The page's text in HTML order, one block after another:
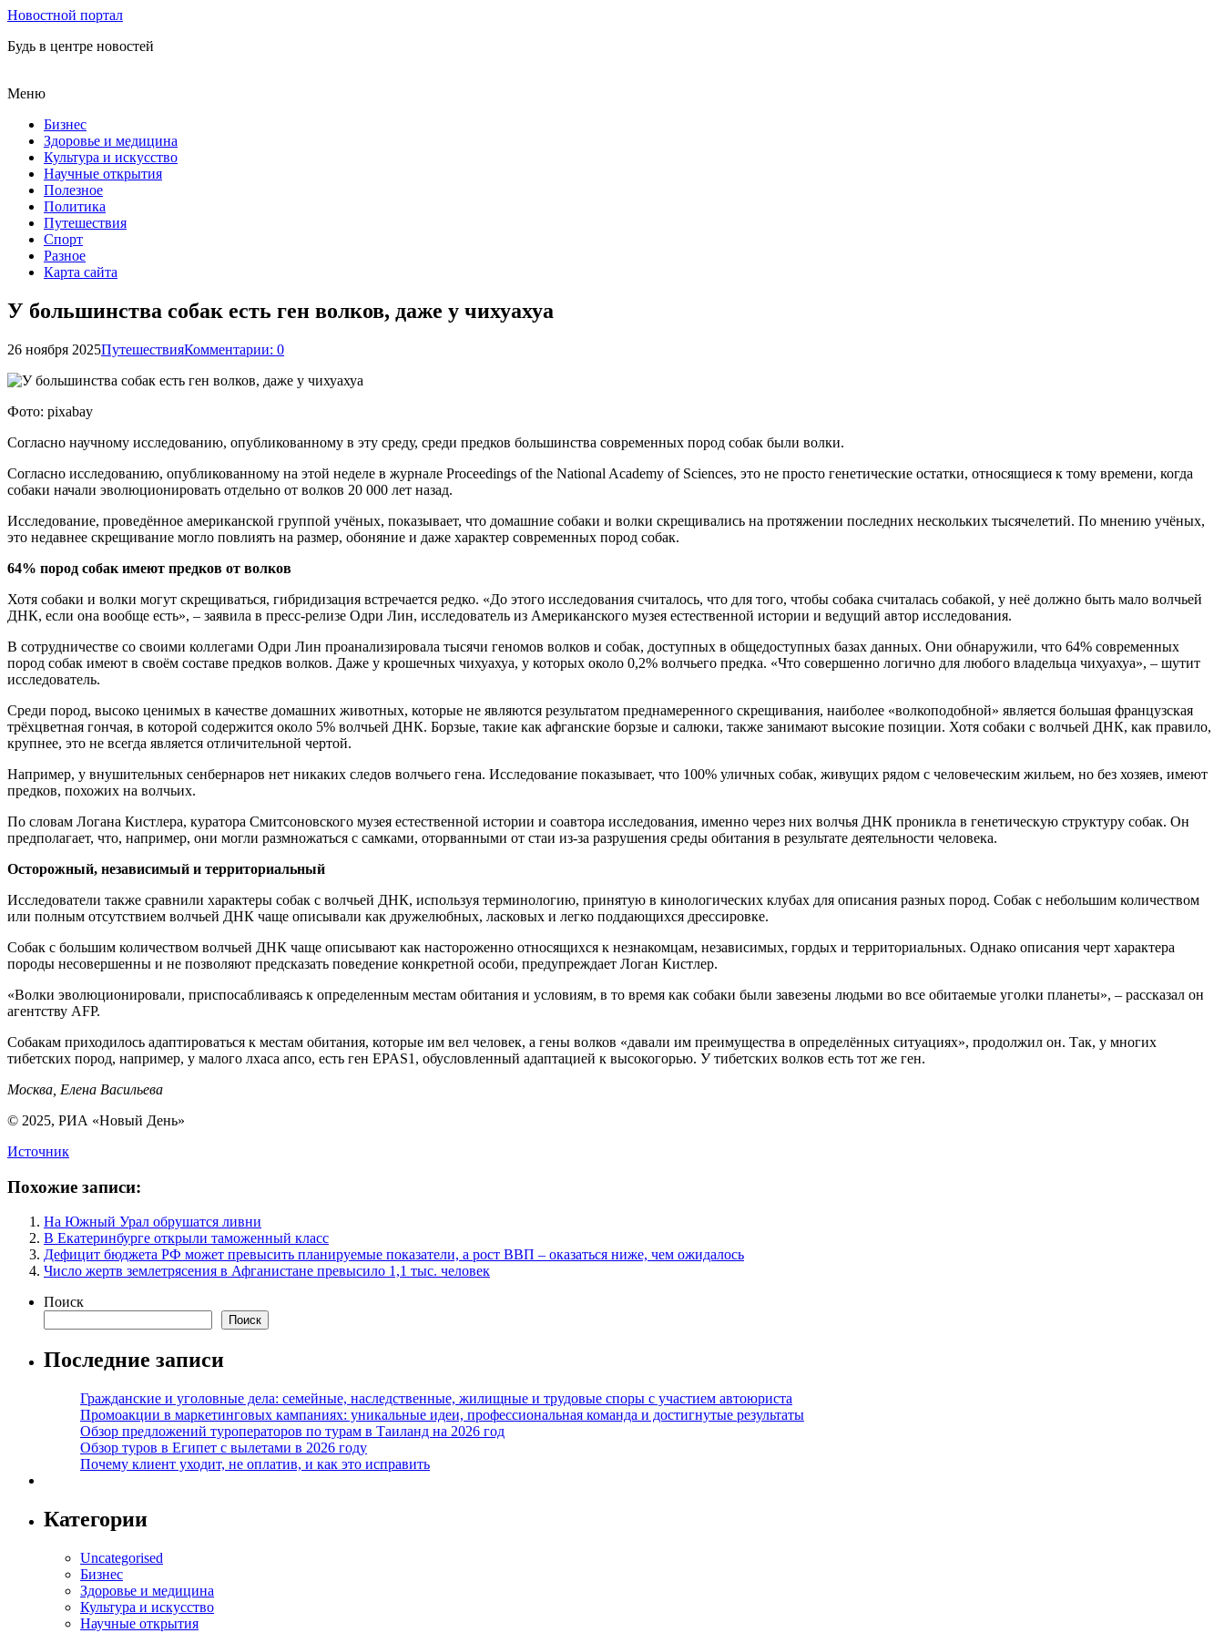
Новостной портал
Будь в центре новостей
Меню
Бизнес
Здоровье и медицина
Культура и искусство
Научные открытия
Полезное
Политика
Путешествия
Спорт
Разное
Карта сайта
У большинства собак есть ген волков, даже у чихуахуа
26 ноября 2025ПутешествияКомментарии: 0
Фото: pixabay
Согласно научному исследованию, опубликованному в эту среду, среди предков большинства современных пород собак были волки.
Согласно исследованию, опубликованному на этой неделе в журнале Proceedings of the National Academy of Sciences, это не просто генетические остатки, относящиеся к тому времени, когда
собаки начали эволюционировать отдельно от волков 20 000 лет назад.
Исследование, проведённое американской группой учёных, показывает, что домашние собаки и волки скрещивались на протяжении последних нескольких тысячелетий. По мнению учёных,
это недавнее скрещивание могло повлиять на размер, обоняние и даже характер современных пород собак.
64% пород собак имеют предков от волков
Хотя собаки и волки могут скрещиваться, гибридизация встречается редко. «До этого исследования считалось, что для того, чтобы собака считалась собакой, у неё должно быть мало волчьей
ДНК, если она вообще есть», – заявила в пресс-релизе Одри Лин, исследователь из Американского музея естественной истории и ведущий автор исследования.
В сотрудничестве со своими коллегами Одри Лин проанализировала тысячи геномов волков и собак, доступных в общедоступных базах данных. Они обнаружили, что 64% современных
пород собак имеют в своём составе предков волков. Даже у крошечных чихуахуа, у которых около 0,2% волчьего предка. «Что совершенно логично для любого владельца чихуахуа», – шутит
исследователь.
Среди пород, высоко ценимых в качестве домашних животных, которые не являются результатом преднамеренного скрещивания, наиболее «волкоподобной» является большая французская
трёхцветная гончая, в которой содержится около 5% волчьей ДНК. Борзые, такие как афганские борзые и салюки, также занимают высокие позиции. Хотя собаки с волчьей ДНК, как правило,
крупнее, это не всегда является отличительной чертой.
Например, у внушительных сенбернаров нет никаких следов волчьего гена. Исследование показывает, что 100% уличных собак, живущих рядом с человеческим жильем, но без хозяев, имеют
предков, похожих на волчьих.
По словам Логана Кистлера, куратора Смитсоновского музея естественной истории и соавтора исследования, именно через них волчья ДНК проникла в генетическую структуру собак. Он
предполагает, что, например, они могли размножаться с самками, оторванными от стаи из-за разрушения среды обитания в результате деятельности человека.
Осторожный, независимый и территориальный
Исследователи также сравнили характеры собак с волчьей ДНК, используя терминологию, принятую в кинологических клубах для описания разных пород. Собак с небольшим количеством
или полным отсутствием волчьей ДНК чаще описывали как дружелюбных, ласковых и легко поддающихся дрессировке.
Собак с большим количеством волчьей ДНК чаще описывают как настороженно относящихся к незнакомцам, независимых, гордых и территориальных. Однако описания черт характера
породы несовершенны и не позволяют предсказать поведение конкретной особи, предупреждает Логан Кистлер.
«Волки эволюционировали, приспосабливаясь к определенным местам обитания и условиям, в то время как собаки были завезены людьми во все обитаемые уголки планеты», – рассказал он
агентству AFP.
Собакам приходилось адаптироваться к местам обитания, которые им вел человек, а гены волков «давали им преимущества в определённых ситуациях», продолжил он. Так, у многих
тибетских пород, например, у малого лхаса апсо, есть ген EPAS1, обусловленный адаптацией к высокогорью. У тибетских волков есть тот же ген.
Москва, Елена Васильева
© 2025, РИА «Новый День»
Источник
Похожие записи:
На Южный Урал обрушатся ливни
В Екатеринбурге открыли таможенный класс
Дефицит бюджета РФ может превысить планируемые показатели, а рост ВВП – оказаться ниже, чем ожидалось
Число жертв землетрясения в Афганистане превысило 1,1 тыс. человек
Поиск
Поиск
Последние записи
Гражданские и уголовные дела: семейные, наследственные, жилищные и трудовые споры с участием автоюриста
Промоакции в маркетинговых кампаниях: уникальные идеи, профессиональная команда и достигнутые результаты
Обзор предложений туроператоров по турам в Таиланд на 2026 год
Обзор туров в Египет с вылетами в 2026 году
Почему клиент уходит, не оплатив, и как это исправить
Категории
Uncategorised
Бизнес
Здоровье и медицина
Культура и искусство
Научные открытия